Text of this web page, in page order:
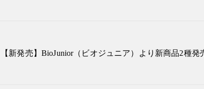
【新発売】BioJunior（ビオジュニア）より新商品2種発